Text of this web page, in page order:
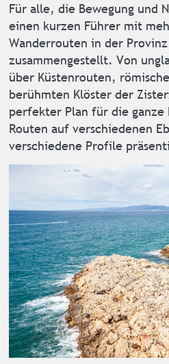
Für alle, die Bewegung und
einen kurzen Führer mit
Wanderrouten in der
zusammengestellt. Von
über Küstenrouten,
berühmten Klöster der
perfekter Plan für die ganze
Routen auf verschiedenen
verschiedene Profile